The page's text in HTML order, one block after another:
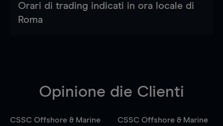
Orari di trading indicati in ora locale di
Roma
Opinione die Clienti
CSSC Offshore & Marine
CSSC Offshore & Marine